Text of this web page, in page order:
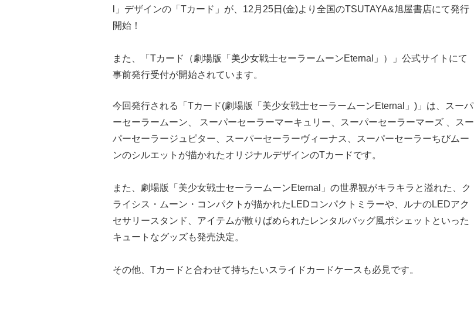
l」デザインの「Tカード」が、12月25日(金)より全国のTSUTAYA&旭屋書店にて発行
開始！
また、「Tカード（劇場版「美少女戦士セーラームーンEternal」）」公式サイトにて
事前発行受付が開始されています。
今回発行される「Tカード(劇場版「美少女戦士セーラームーンEternal」)」は、スーパ
ーセーラームーン、 スーパーセーラーマーキュリー、スーパーセーラーマーズ 、スー
パーセーラージュピター、スーパーセーラーヴィーナス、スーパーセーラーちびムー
ンのシルエットが描かれたオリジナルデザインのTカードです。
また、劇場版「美少女戦士セーラームーンEternal」の世界観がキラキラと溢れた、ク
ライシス・ムーン・コンパクトが描かれたLEDコンパクトミラーや、ルナのLEDアク
セサリースタンド、アイテムが散りばめられたレンタルバッグ風ポシェットといった
キュートなグッズも発売決定。
その他、Tカードと合わせて持ちたいスライドカードケースも必見です。